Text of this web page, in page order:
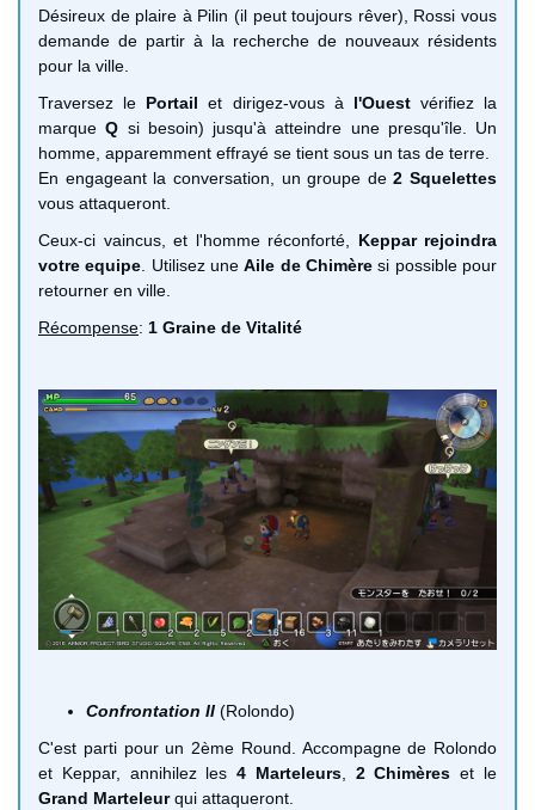
Désireux de plaire à Pilin (il peut toujours rêver), Rossi vous
demande de partir à la recherche de nouveaux résidents
pour la ville.
Traversez le Portail et dirigez-vous à l'Ouest vérifiez la
marqueQ si besoin) jusqu'à atteindre une presqu'île. Un
homme, apparemment effrayé se tient sous un tas de terre.
En engageant la conversation, un groupe de2 Squelettes
vous attaqueront.
Ceux-ci vaincus, et l'homme réconforté, Keppar rejoindra
votre equipe. Utilisez uneAile de Chimère si possible pour
retourner en ville.
Récompense: 1 Graine de Vitalité
Confrontation II (Rolondo)
C'est parti pour un 2ème Round. Accompagne de Rolondo
et Keppar, annihilez les4 Marteleurs, 2 Chimères et le
Grand Marteleurqui attaqueront.